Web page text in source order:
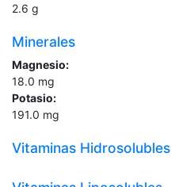
2.6 g
Minerales
Magnesio:
18.0 mg
Potasio:
191.0 mg
Vitaminas Hidrosolubles